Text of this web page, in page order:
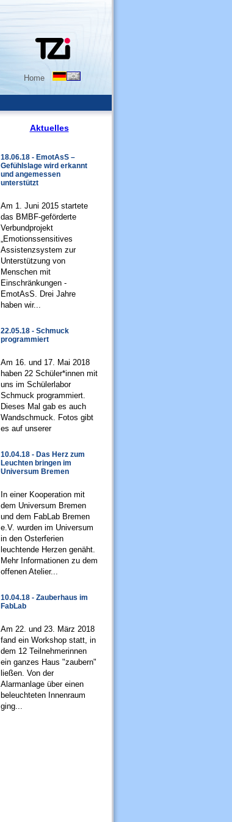
Home
Aktuelles
18.06.18 - EmotAsS –
Gefühlslage wird erkannt
und angemessen
unterstützt
Am 1. Juni 2015 startete
das BMBF-geförderte
Verbundprojekt
„Emotionssensitives
Assistenzsystem zur
Unterstützung von
Menschen mit
Einschränkungen -
EmotAsS. Drei Jahre
haben wir...
22.05.18 - Schmuck
programmiert
Am 16. und 17. Mai 2018
haben 22 Schüler*innen mit
uns im Schülerlabor
Schmuck programmiert.
Dieses Mal gab es auch
Wandschmuck. Fotos gibt
es auf unserer
10.04.18 - Das Herz zum
Leuchten bringen im
Universum Bremen
In einer Kooperation mit
dem Universum Bremen
und dem FabLab Bremen
e.V. wurden im Universum
in den Osterferien
leuchtende Herzen genäht.
Mehr Informationen zu dem
offenen Atelier...
10.04.18 - Zauberhaus im
FabLab
Am 22. und 23. März 2018
fand ein Workshop statt, in
dem 12 Teilnehmerinnen
ein ganzes Haus "zaubern"
ließen. Von der
Alarmanlage über einen
beleuchteten Innenraum
ging...